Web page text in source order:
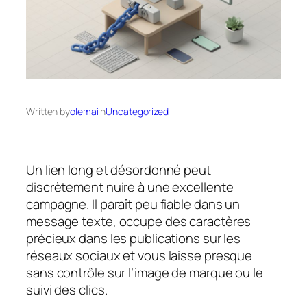
Written byolemaiinUncategorized
Un lien long et désordonné peut
discrètement nuire à une excellente
campagne. Il paraît peu fiable dans un
message texte, occupe des caractères
précieux dans les publications sur les
réseaux sociaux et vous laisse presque
sans contrôle sur l’image de marque ou le
suivi des clics.